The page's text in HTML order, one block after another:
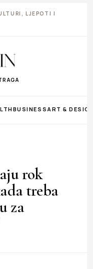
LJEPOTI I
BUSINESS ART &
rok
treba
za